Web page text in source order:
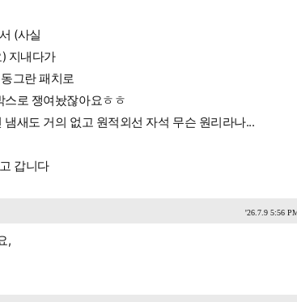
(사실
지내다가
그란 패치로
로 쟁여놨잖아요ㅎㅎ
새도 거의 없고 원적외선 자석 무슨 원리라나...
갑니다
'26.7.9 5:56
,